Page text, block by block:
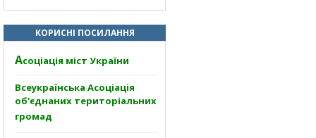
КОРИСНІ ПОСИЛАННЯ
Асоціація міст України
Всеукраїнська Асоціація
об'єднаних територіальних
громад